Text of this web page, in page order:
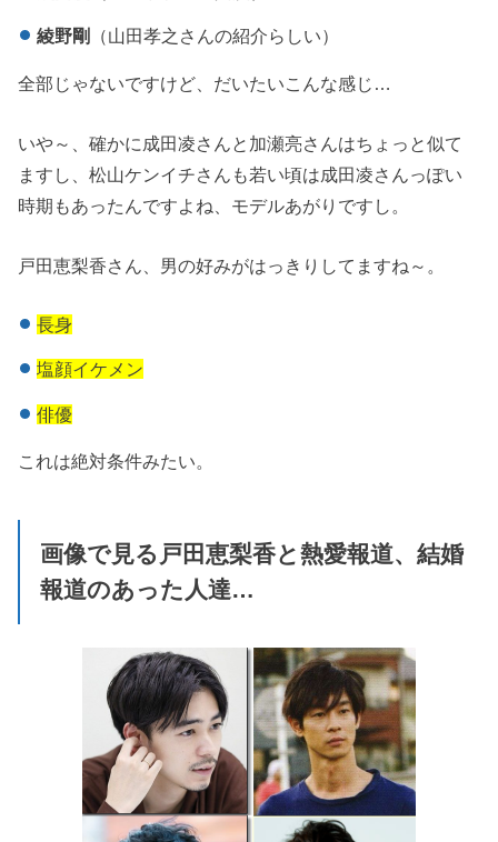
綾野剛 （山田孝之さんの紹介らしい）
全部じゃないですけど、だいたいこんな感じ…
いや～、確かに成田凌さんと加瀬亮さんはちょっと似て
ますし、松山ケンイチさんも若い頃は成田凌さんっぽい
時期もあったんですよね、モデルあがりですし。
戸田恵梨香さん、男の好みがはっきりしてますね～。
長身
塩顔イケメン
俳優
これは絶対条件みたい。
画像で見る戸田恵梨香と熱愛報道、結婚
報道のあった人達…